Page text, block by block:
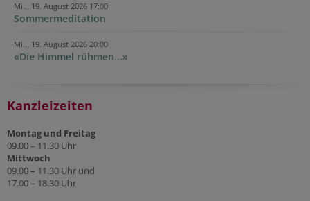
Mi.., 19. August 2026 17:00
Sommermeditation
Mi.., 19. August 2026 20:00
«Die Himmel rühmen...»
Kanzleizeiten
Montag und Freitag
09.00 – 11.30 Uhr
Mittwoch
09.00 – 11.30 Uhr und
17.00 – 18.30 Uhr